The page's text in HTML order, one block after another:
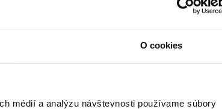
O cookies
médií a analýzu návštevnosti používame súbory